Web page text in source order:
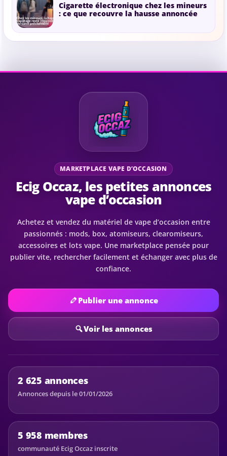
Cigarette électronique chez les mineurs
: ce que recouvre la hausse annoncée
MARKETPLACE VAPE D’OCCASION
Ecig Occaz, les petites annonces
vape d’occasion
Achetez et vendez du matériel de vape d’occasion entre
passionnés : mods, box, atomiseurs, clearomiseurs,
accessoires et lots vape. Une marketplace pensée pour
publier vite, rechercher facilement et échanger avec plus de
confiance.
Publier une annonce
Voir les annonces
2 625 annonces
Annonces depuis le 01/01/2026
5 958 membres
communauté Ecig Occaz inscrite